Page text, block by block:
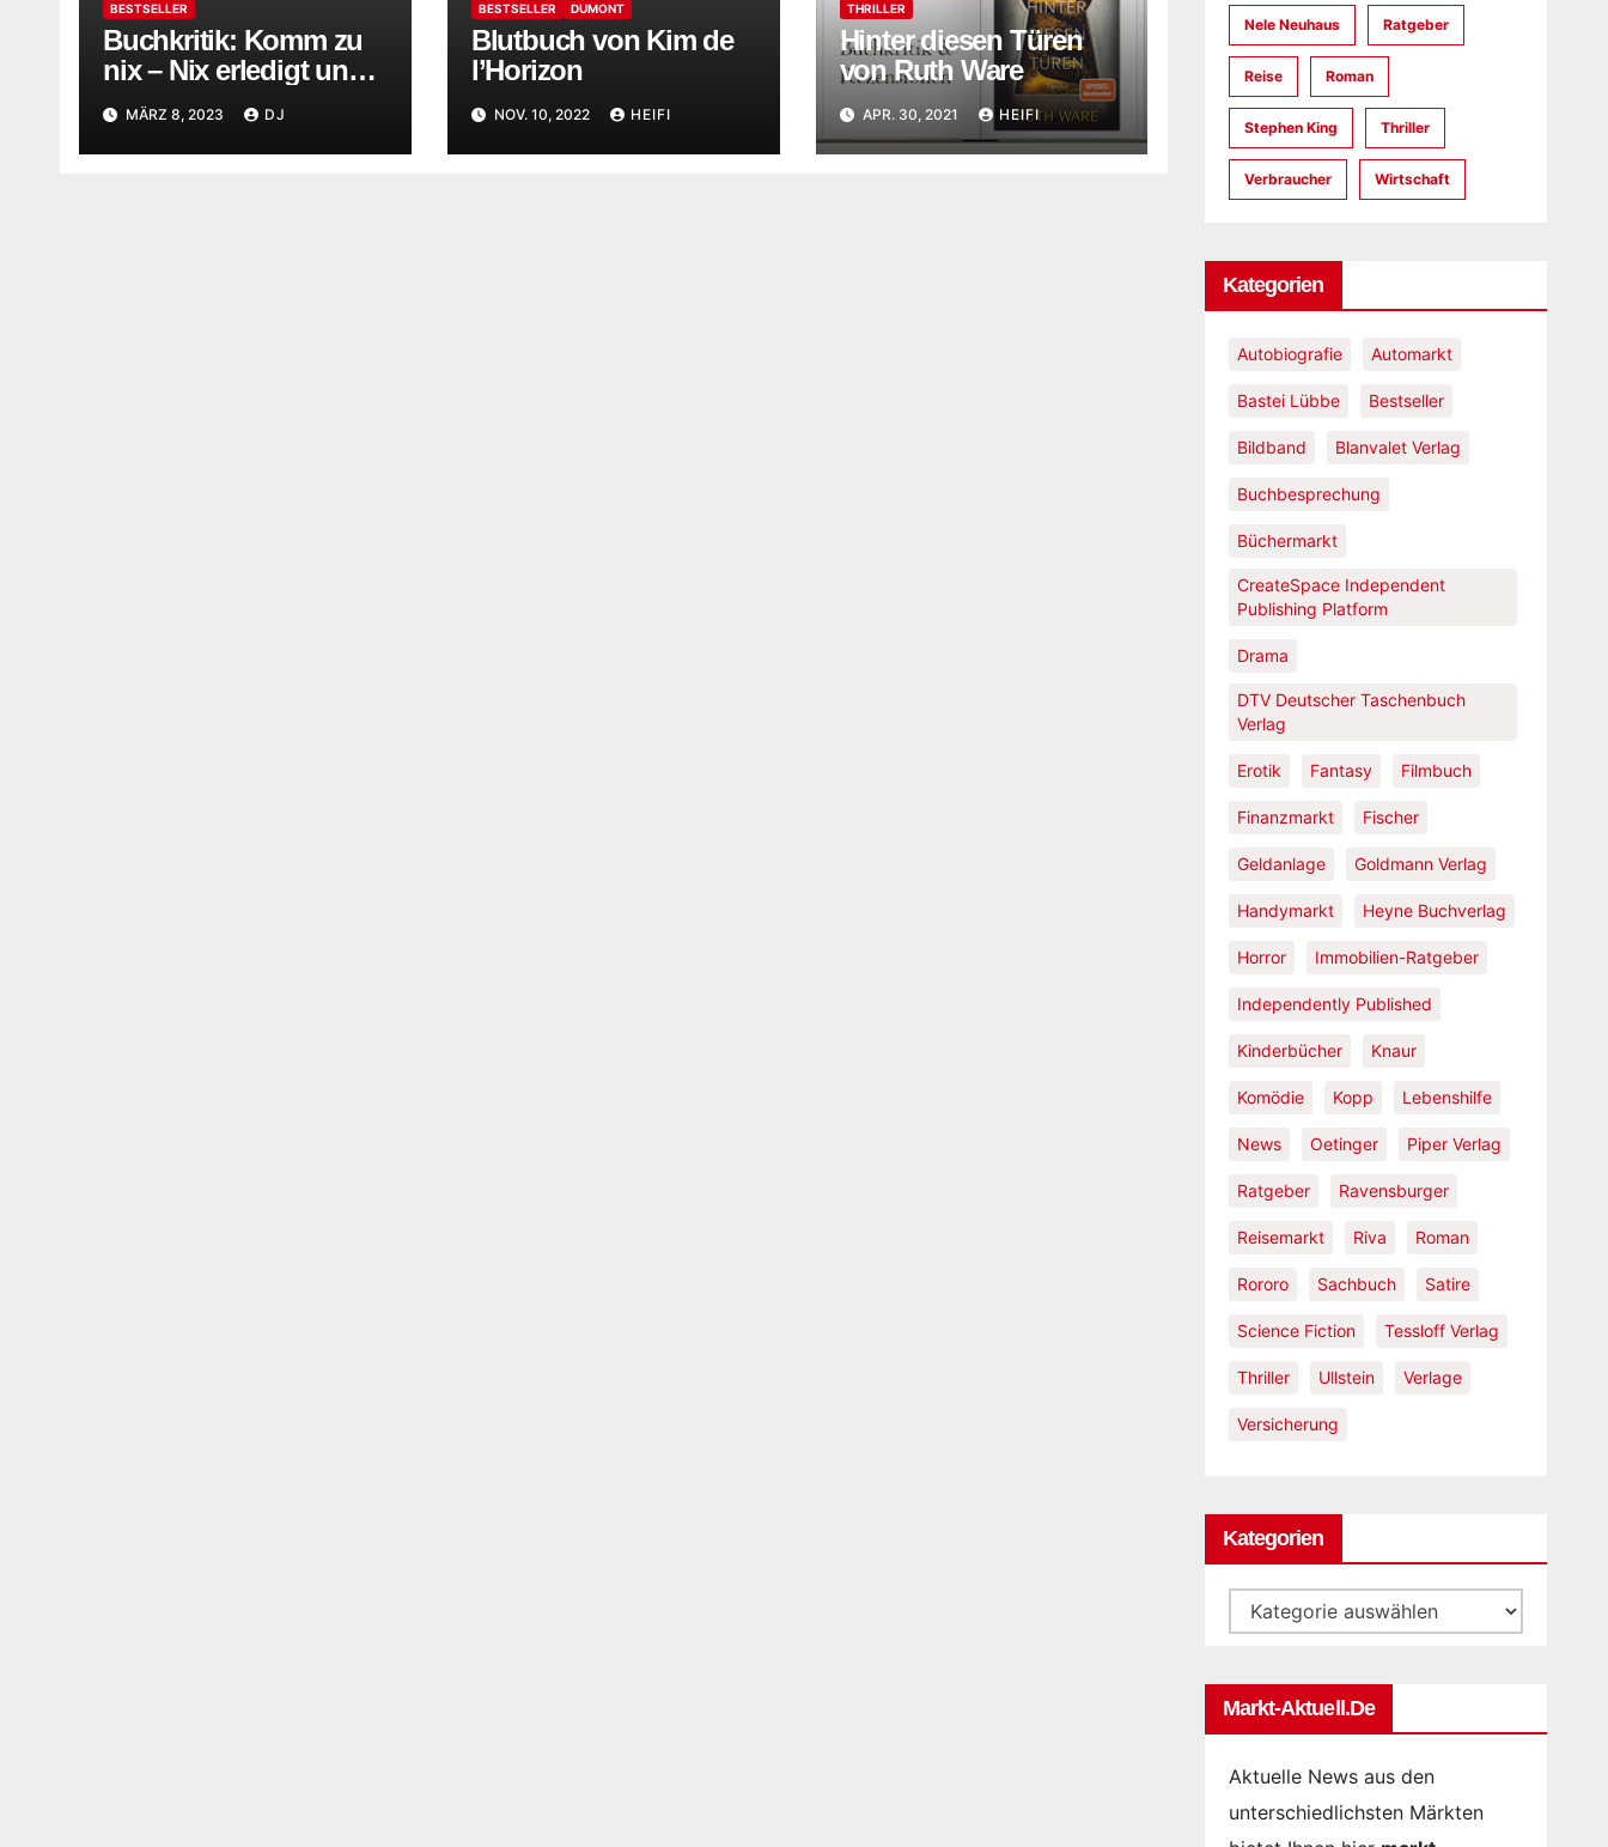
BESTSELLER
Buchkritik: Komm zu
nix – Nix erledigt und
trotzdem fertig
MÄRZ 8, 2023 DJ
BESTSELLER DUMONT
Blutbuch von Kim de
l’Horizon
NOV. 10, 2022 HEIFI
THRILLER
Hinter diesen Türen
von Ruth Ware
APR. 30, 2021 HEIFI
Nele Neuhaus Ratgeber
Reise Roman
Stephen King Thriller
Verbraucher Wirtschaft
Kategorien
Autobiografie Automarkt
Bastei Lübbe Bestseller
Bildband Blanvalet Verlag
Buchbesprechung
Büchermarkt
CreateSpace Independent
Publishing Platform
Drama
DTV Deutscher Taschenbuch
Verlag
Erotik Fantasy Filmbuch
Finanzmarkt Fischer
Geldanlage Goldmann Verlag
Handymarkt Heyne Buchverlag
Horror Immobilien-Ratgeber
Independently Published
Kinderbücher Knaur
Komödie Kopp Lebenshilfe
News Oetinger Piper Verlag
Ratgeber Ravensburger
Reisemarkt Riva Roman
Rororo Sachbuch Satire
Science Fiction Tessloff Verlag
Thriller Ullstein Verlage
Versicherung
Kategorien
Kategorien
Markt-Aktuell.de
Aktuelle News aus den
unterschiedlichsten Märkten